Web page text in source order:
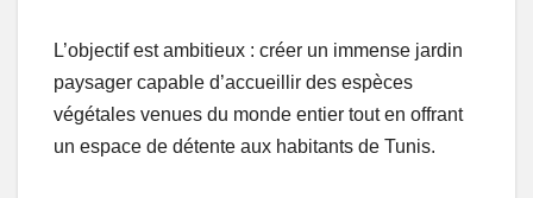
L’objectif est ambitieux : créer un immense jardin
paysager capable d’accueillir des espèces
végétales venues du monde entier tout en offrant
un espace de détente aux habitants de Tunis.